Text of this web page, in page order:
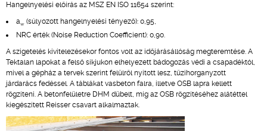
Hangelnyelési előírás az MSZ EN ISO 11654 szerint:
aw (súlyozott hangelnyelési tényező): 0,95,
NRC érték (Noise Reduction Coefficient): 0,90.
A szigetelés kivitelezésekor fontos volt az időjárásállóság megteremtése. A
Tektalan lapokat a felső síkjukon elhelyezett bádogozás védi a csapadéktól,
mivel a gépház a tervek szerint felülről nyitott lesz, tűzihorganyzott
járdarács fedéssel. A táblákat vasbeton falra, illetve OSB lapra kellett
rögzíteni. A betonfelületre DHM dübelt, míg az OSB rögzítéséhez alátéttel
kiegészített Reisser csavart alkalmaztak.